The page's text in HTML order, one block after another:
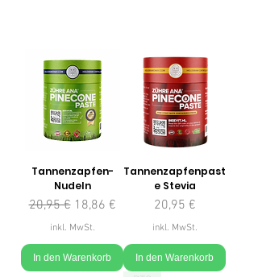
Tannenzapfen-
Nudeln
Standardpreis
20,95 € Sale-Preis
18,86 €
inkl. MwSt.
In den Warenkorb
Tannenzapfenpast
e Stevia
Preis
20,95 €
inkl. MwSt.
In den Warenkorb